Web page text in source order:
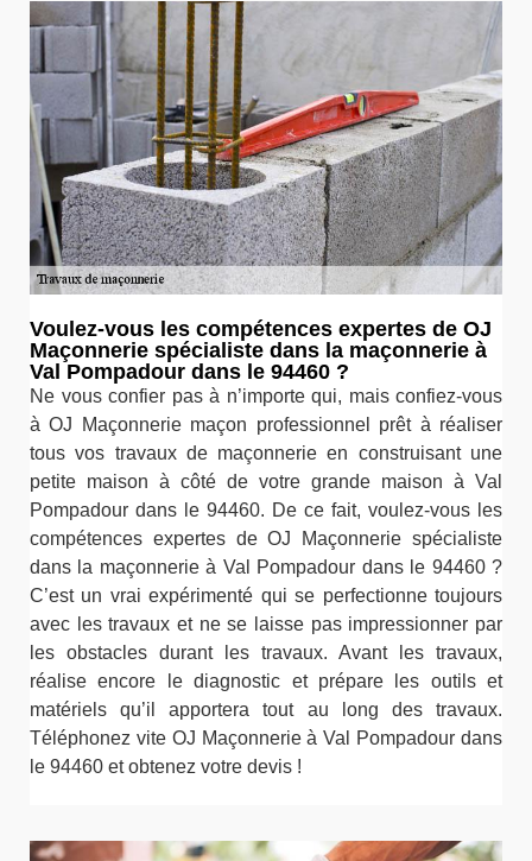
Voulez-vous les compétences expertes de OJ
Maçonnerie spécialiste dans la maçonnerie à
Val Pompadour dans le 94460 ?
Ne vous confier pas à n’importe qui, mais confiez-vous
à OJ Maçonnerie maçon professionnel prêt à réaliser
tous vos travaux de maçonnerie en construisant une
petite maison à côté de votre grande maison à Val
Pompadour dans le 94460. De ce fait, voulez-vous les
compétences expertes de OJ Maçonnerie spécialiste
dans la maçonnerie à Val Pompadour dans le 94460 ?
C’est un vrai expérimenté qui se perfectionne toujours
avec les travaux et ne se laisse pas impressionner par
les obstacles durant les travaux. Avant les travaux,
réalise encore le diagnostic et prépare les outils et
matériels qu’il apportera tout au long des travaux.
Téléphonez vite OJ Maçonnerie à Val Pompadour dans
le 94460 et obtenez votre devis !